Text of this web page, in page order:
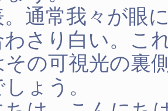
通常我々が眼
さり白い。こ
その可視光の裏
ょう。